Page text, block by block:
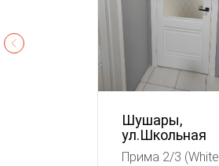
Шушары,
ул.Школьная
Прима 2/3 (White